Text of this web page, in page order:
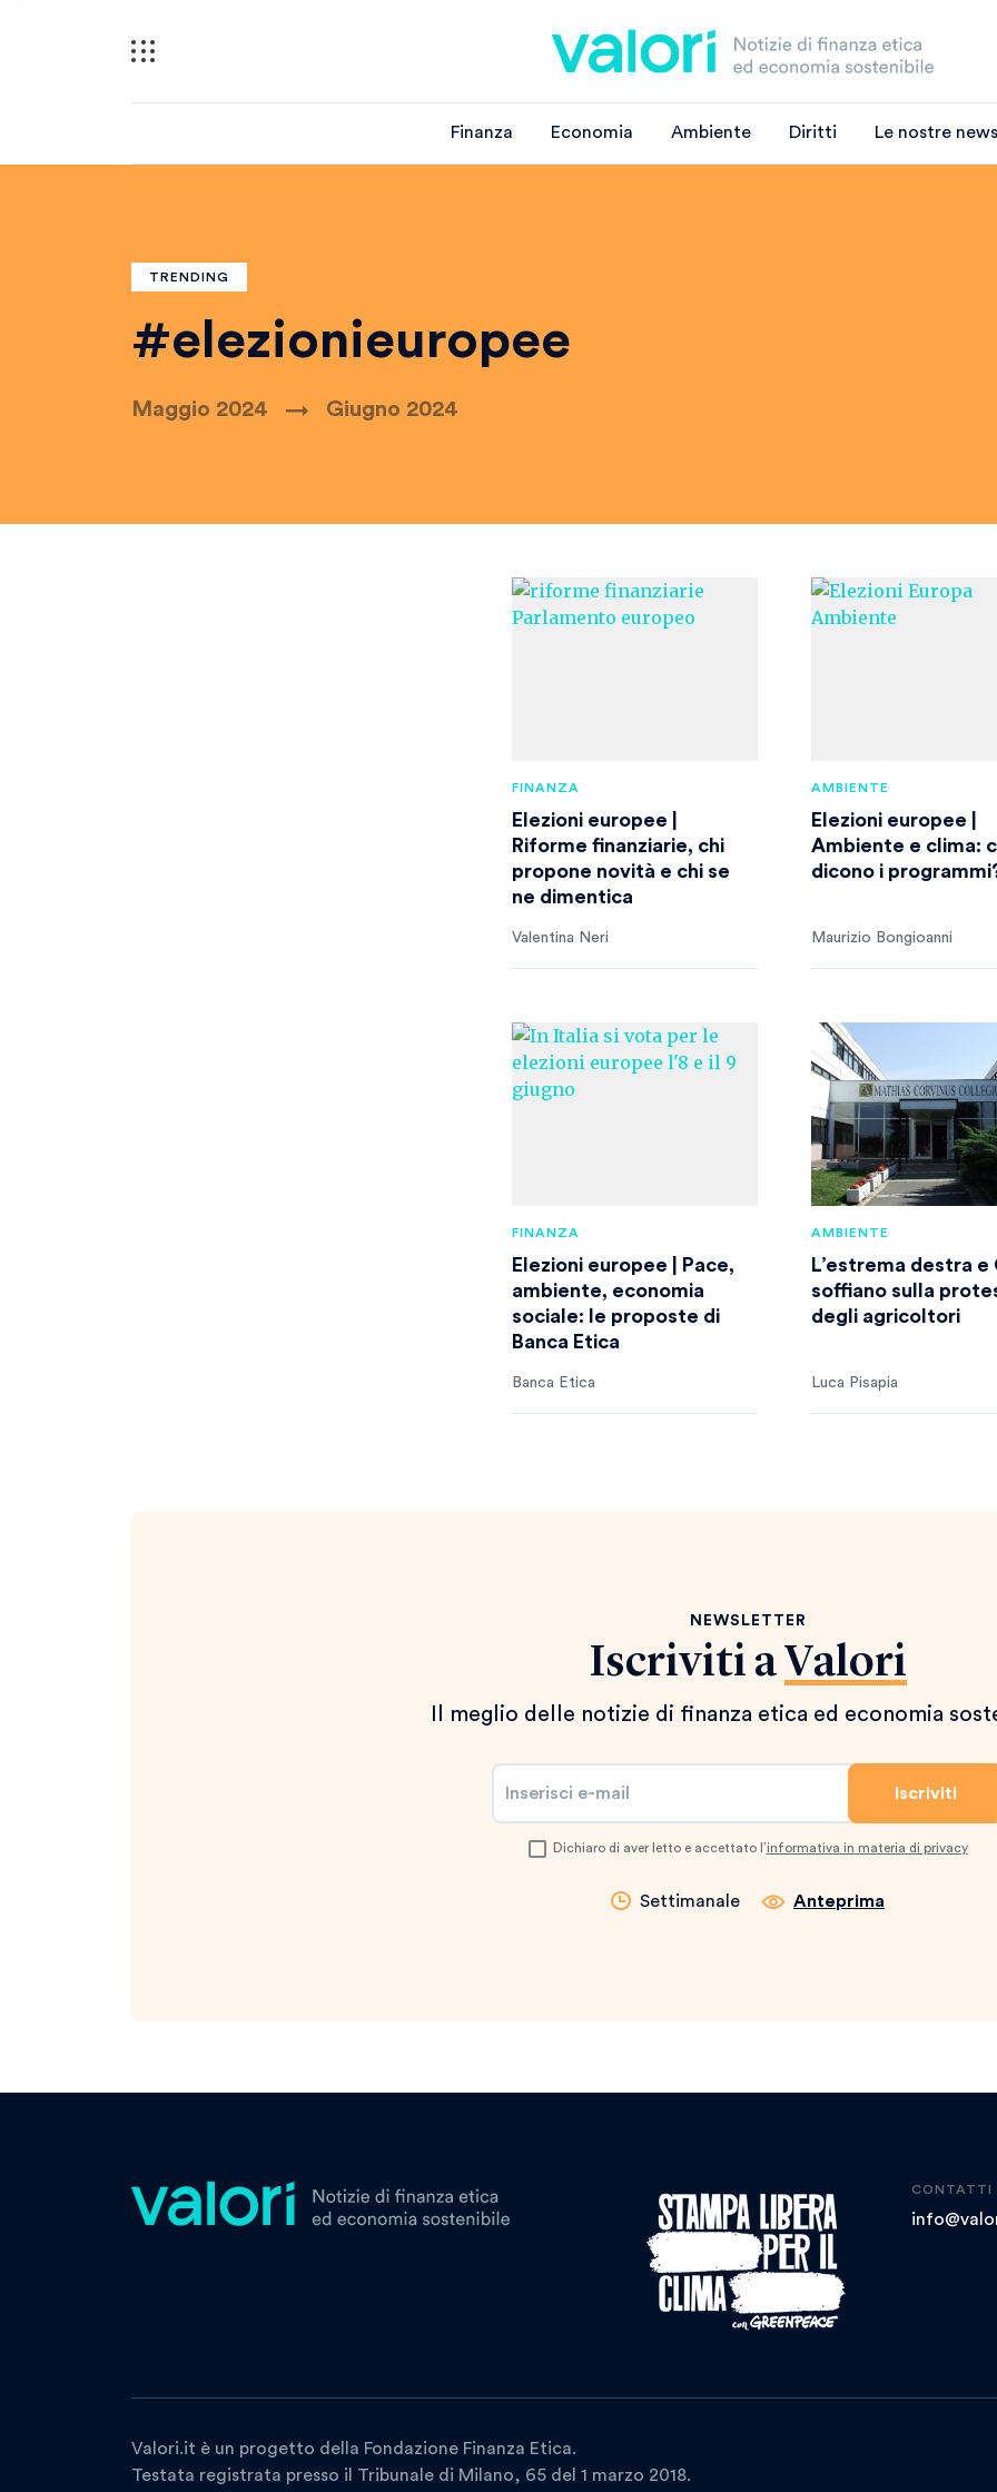
Finanza Economia Ambiente Diritti Le nostre
TRENDING
#elezionieuropee
Maggio 2024 Giugno 2024
FINANZA
Elezioni europee |
Riforme finanziarie, chi
propone novità e chi se
ne dimentica
Valentina Neri
AMBIENTE
Elezioni europee |
Ambiente e clima:
dicono i
Maurizio Bongioanni
FINANZA
Elezioni europee | Pace,
ambiente, economia
sociale: le proposte di
Banca Etica
Banca Etica
AMBIENTE
L’estrema destra e
soffiano sulla
degli agricoltori
Luca Pisapia
NEWSLETTER
Iscriviti a Valori
Il meglio delle notizie di finanza etica ed economia
Dichiaro di aver letto e accettato l’informativa in materia di privacy
Settimanale Anteprima
CONTATTI
Valori.it è un progetto della Fondazione Finanza Etica.
Testata registrata presso il Tribunale di Milano, 65 del 1 marzo 2018.